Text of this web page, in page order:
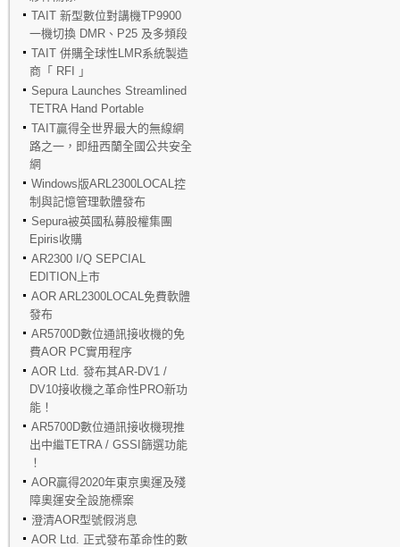
TAIT 新型數位對講機TP9900
一機切換 DMR、P25 及多頻段
TAIT 併購全球性LMR系統製造
商「 RFI 」
Sepura Launches Streamlined
TETRA Hand Portable
TAIT贏得全世界最大的無線網
路之一，即紐西蘭全國公共安全
網
Windows版ARL2300LOCAL控
制與記憶管理軟體發布
Sepura被英國私募股權集團
Epiris收購
AR2300 I/Q SEPCIAL
EDITION上市
AOR ARL2300LOCAL免費軟體
發布
AR5700D數位通訊接收機的免
費AOR PC實用程序
AOR Ltd. 發布其AR-DV1 /
DV10接收機之革命性PRO新功
能！
AR5700D數位通訊接收機現推
出中繼TETRA / GSSI篩選功能
！
AOR贏得2020年東京奧運及殘
障奧運安全設施標案
澄清AOR型號假消息
AOR Ltd. 正式發布革命性的數